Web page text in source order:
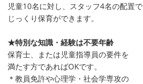
児童10名に対し、スタッフ4名の配置で
じっくり保育ができます。
★特別な知識・経験は不要年齢
保育士、または児童指導員の要件を
満たす方であればOKです。
＊教員免許や心理学・社会学専攻の